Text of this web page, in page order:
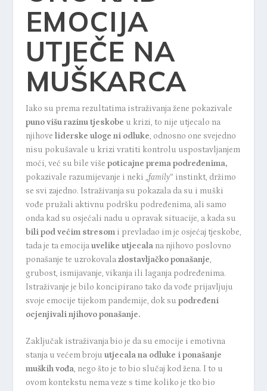
EMOCIJA
UTJEČE NA
MUŠKARCA
Iako su prema rezultatima istraživanja žene pokazivale
puno višu razinu tjeskobe u krizi, to nije utjecalo na
njihove liderske uloge ni odluke, odnosno one svejedno
nisu pokušavale u krizi vratiti kontrolu uspostavljanjem
moći, već su bile više poticajne prema podređenima,
pokazivale razumijevanje i neki „family“ instinkt, držimo
se svi zajedno. Istraživanja su pokazala da su i muški
vođe pružali aktivnu podršku podređenima, ali samo
onda kad su osjećali nadu u opravak situacije, a kada su
bili pod većim stresomi prevladao im je osjećaj tjeskobe,
tada je ta emocijauvelike utjecalana njihovo poslovno
ponašanje te uzrokovalazlostavljačko ponašanje,
grubost, ismijavanje, vikanja ili laganja podređenima.
Istraživanje je bilo koncipirano tako da vođe prijavljuju
svoje emocije tijekom pandemije, dok su podređeni
ocjenjivali njihovo ponašanje.
Zaključak istraživanja bio je da su emocije i emotivna
stanja u većem broju utjecala na odluke i ponašanje
muških vođa, nego što je to bio slučaj kod žena. I to u
ovom kontekstu nema veze s time koliko je tko bio